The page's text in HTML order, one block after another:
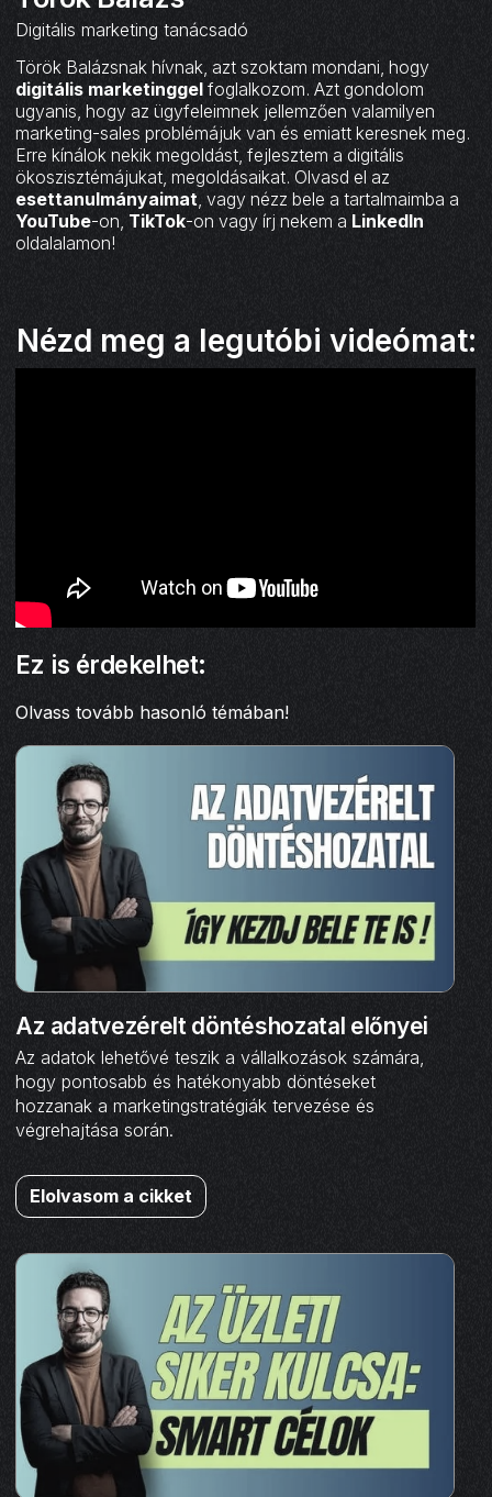
Digitális marketing tanácsadó
Török Balázsnak hívnak, azt szoktam mondani, hogy
digitális marketinggel foglalkozom. Azt gondolom
ugyanis, hogy az ügyfeleimnek jellemzően valamilyen
marketing-sales problémájuk van és emiatt keresnek meg.
Erre kínálok nekik megoldást, fejlesztem a digitális
ökoszisztémájukat, megoldásaikat. Olvasd el az
esettanulmányaimat, vagy nézz bele a tartalmaimba a
YouTube-on, TikTok-on vagy írj nekem a LinkedIn
oldalalamon!
Nézd meg a legutóbi videómat:
Ez is érdekelhet:
Olvass tovább hasonló témában!
Az adatvezérelt döntéshozatal előnyei
Az adatok lehetővé teszik a vállalkozások számára,
hogy pontosabb és hatékonyabb döntéseket
hozzanak a marketingstratégiák tervezése és
végrehajtása során.
Elolvasom a cikket